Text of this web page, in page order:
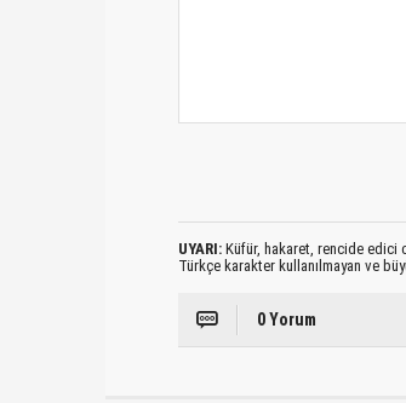
UYARI: Küfür, hakaret, rencide edici
Türkçe karakter kullanılmayan ve
0 Yorum